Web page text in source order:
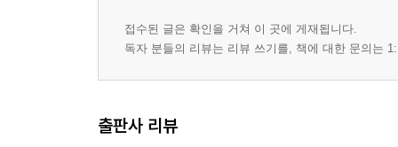
접수된 글은 확인을 거쳐 이 곳에 게재됩니다.
독자 분들의 리뷰는 리뷰 쓰기를, 책에 대한 문의는
출판사 리뷰